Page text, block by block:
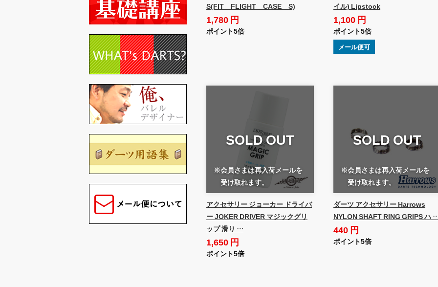
S(FIT FLIGHT CASE S)
1,780 円
ポイント5倍
イル) Lipstock
1,100 円
ポイント5倍
メール便可
SOLD OUT
※会員さまは再入荷メールを
受け取れます。
アクセサリー ジョーカー ドライバ
ー JOKER DRIVER マジックグリ
ップ 滑り …
1,650 円
ポイント5倍
SOLD OUT
※会員さまは再入荷メールを
受け取れます。
ダーツ アクセサリー Harrows
NYLON SHAFT RING GRIPS ハ
440 円
ポイント5倍